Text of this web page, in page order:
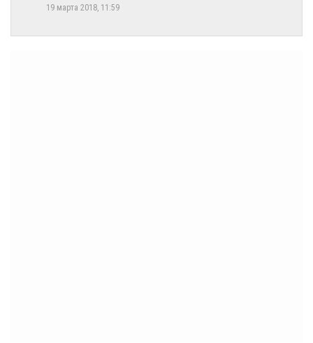
19 марта 2018, 11:59